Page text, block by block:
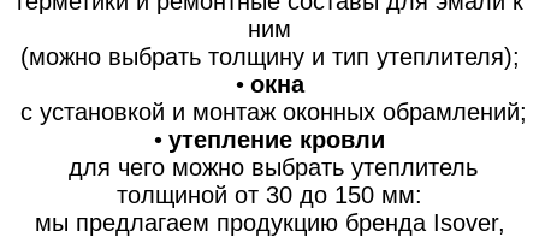
ним
(можно выбрать толщину и тип утеплителя);
• окна
с установкой и монтаж оконных обрамлений;
• утепление кровли
для чего можно выбрать утеплитель
толщиной от 30 до 150 мм:
мы предлагаем продукцию бренда Isover,